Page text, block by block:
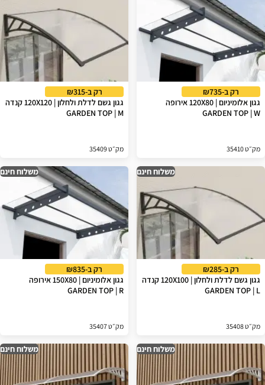
רק ב-₪735
גגון אלומיניום | 120X80 אירופה
GARDEN TOP | W
מק״ט 35410
רק ב-₪315
גגון גשם לדלת ולחלון | 120X120 קנדה
GARDEN TOP | M
מק״ט 35409
משלוח חינם
רק ב-₪285
גגון גשם לדלת ולחלון | 120X100 קנדה
GARDEN TOP | L
מק״ט 35408
משלוח חינם
רק ב-₪835
גגון אלומיניום | 150X80 אירופה
GARDEN TOP | R
מק״ט 35407
משלוח חינם משלוח חינם